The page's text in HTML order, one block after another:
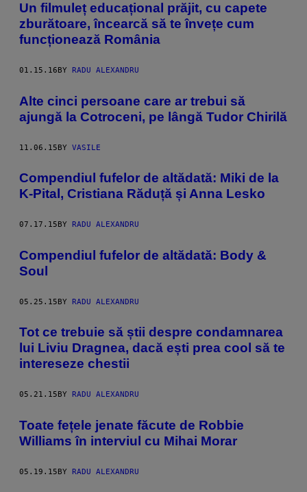
Un filmuleț educațional prăjit, cu capete
zburătoare, încearcă să te învețe cum
funcționează România
01.15.16 BY RADU ALEXANDRU
Alte cinci persoane care ar trebui să
ajungă la Cotroceni, pe lângă Tudor Chirilă
11.06.15BY VASILE
Compendiul fufelor de altădată: Miki de la
K-Pital, Cristiana Răduță și Anna Lesko
07.17.15 BY RADU ALEXANDRU
Compendiul fufelor de altădată: Body &
Soul
05.25.15BY RADU ALEXANDRU
Tot ce trebuie să știi despre condamnarea
lui Liviu Dragnea, dacă ești prea cool să te
intereseze chestii
05.21.15 BY RADU ALEXANDRU
Toate fețele jenate făcute de Robbie
Williams în interviul cu Mihai Morar
05.19.15BY RADU ALEXANDRU